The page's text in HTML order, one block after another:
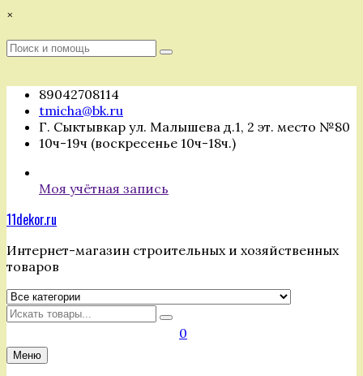
Перейти
содержимому
×
Поиск
Поиск
89042708114
tmicha@bk.ru
Г. Сыктывкар ул. Малышева д.1, 2 эт. место №80
10ч-19ч (воскресенье 10ч-18ч.)
Моя учётная запись
11dekor.ru
Интернет-магазин строительных и хозяйственных
товаров
Искать
0
Меню